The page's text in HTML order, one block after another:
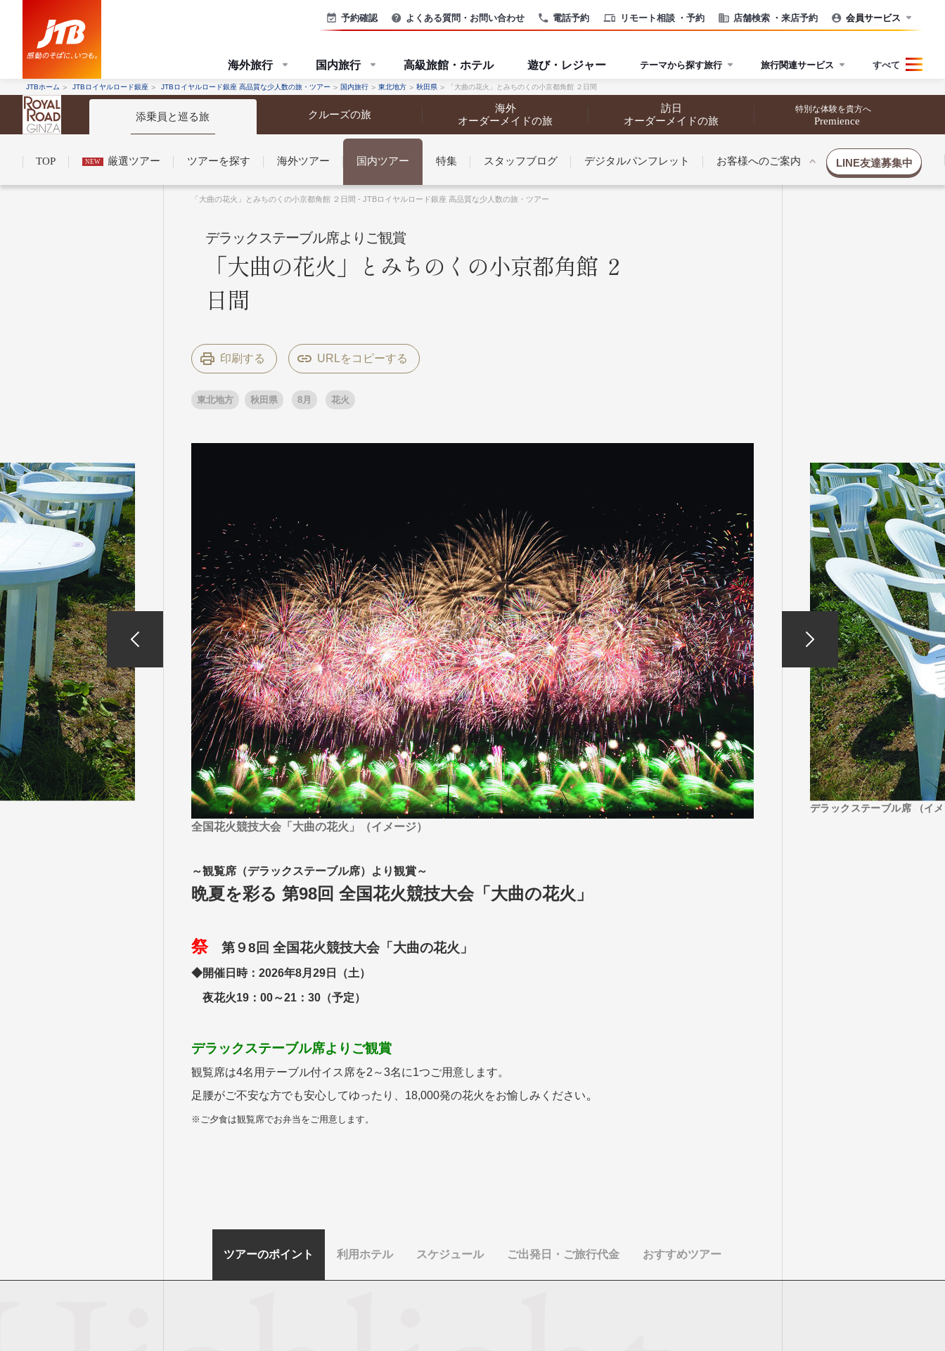
電話予約 リモート相談 ・予約 店舗検索 ・来店予約
予約確認 よくある質問・お問い合わせ 会員サービス
海外旅行 国内旅行 高級旅館・ホテル 遊び・レジャー テーマから探す旅行 旅行関連サービス すべて
JTBホーム JTBロイヤルロード銀座 JTBロイヤルロード銀座 高品質な少人数の旅・ツアー 国内旅行 東北地方 秋田県 「大曲の花火」とみちのくの小京都角館 ２日間
添乗員と巡る旅 クルーズの旅
海外
オーダーメイドの旅
訪日
オーダーメイドの旅
特別な体験を貴方へ
Premience
TOP NEW 厳選ツアー ツアーを探す 海外ツアー 国内ツアー 特集 スタッフブログ デジタルパンフレット お客様へのご案内
コンシェルジュ紹介お申し込みの流れ法人企業・自治体のみなさまへ
LINE友達募集中
条件から探す
キーワード
出発月
1月
2月 3月 4月 5月 6月 7月 8月 9月
10月
11月
12月 ゴールデンウィーク お盆・夏休み 年末年始
ブランド
“知究”紀行
GRAND'EX 夢の休日 | 海外旅行
目的・テーマから探す
美術鑑賞
ヨーロッパの田舎（村・町）
名門・名物ホテルに泊まる
特別企画
グルメ リゾート 一都市滞在 お祭り・イベント
絶景
日系航空会社で行く
世界遺産を訪れる
1度は見てみたい遺跡
野生動物に出合う
オーロラ クルーズ 音楽鑑賞
名画鑑賞
お花・紅葉
鉄道の旅
ハイキング・トレッキング
専任ガイド・講師同行の旅
1名様からの旅
ラ・プルミエール（エールフランス航空）
条件から探す
キーワード
出発月
冬の国内旅行
8月 9月 10月 11月 12月
お盆・夏休み
年末年始
ブランド
夢の休日 煌
夢の休日 国内旅行 四季彩紀行
目的・テーマから探す
紅葉
花火 祭り 季節の風景 特別企画
ラグジュアリーバスでめぐる
ガンツウ
ななつ星in九州
TWILIGHT EXPRESS 瑞風
美食・旬の味覚を味わう
アドベンチャーツーリズム・ウォーキング
観光列車
島旅
芸術鑑賞（美術、音楽）・講師同行の旅
「大曲の花火」とみちのくの小京都角館 ２日間 - JTBロイヤルロード銀座 高品質な少人数の旅・ツアー
デラックステーブル席よりご観賞
「大曲の花火」とみちのくの小京都角館 ２
日間
印刷する
東北地方 秋田県 8月 花火
全国花火競技大会「大曲の花火」（イメージ）
デラックステーブル席 （イ
～観覧席（デラックステーブル席）より観賞～
晩夏を彩る 第98回 全国花火競技大会「大曲の花火」
祭 第９8回 全国花火競技大会「大曲の花火」
◆開催日時：2026年8月29日（土）
夜花火19：00～21：30（予定）
デラックステーブル席よりご観賞
観覧席は4名用テーブル付イス席を2～3名に1つご用意します。
足腰がご不安な方でも安心してゆったり、18,000発の花火をお愉しみください。
※ご夕食は観覧席でお弁当をご用意します。
ツアーのポイント 利用ホテル スケジュール ご出発日・ご旅行代金 おすすめツアー